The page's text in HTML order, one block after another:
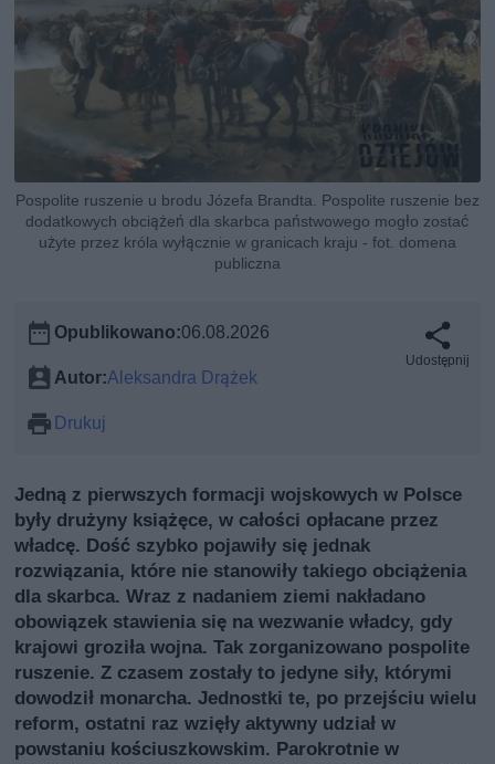
Pospolite ruszenie u brodu Józefa Brandta. Pospolite ruszenie bez
dodatkowych obciążeń dla skarbca państwowego mogło zostać
użyte przez króla wyłącznie w granicach kraju - fot. domena
publiczna
Opublikowano:06.08.2026
Autor:Aleksandra Drążek
Drukuj
Udostępnij
Jedną z pierwszych formacji wojskowych w Polsce
były drużyny książęce, w całości opłacane przez
władcę. Dość szybko pojawiły się jednak
rozwiązania, które nie stanowiły takiego obciążenia
dla skarbca. Wraz z nadaniem ziemi nakładano
obowiązek stawienia się na wezwanie władcy, gdy
krajowi groziła wojna. Tak zorganizowano pospolite
ruszenie. Z czasem zostały to jedyne siły, którymi
dowodził monarcha. Jednostki te, po przejściu wielu
reform, ostatni raz wzięły aktywny udział w
powstaniu kościuszkowskim. Parokrotnie w